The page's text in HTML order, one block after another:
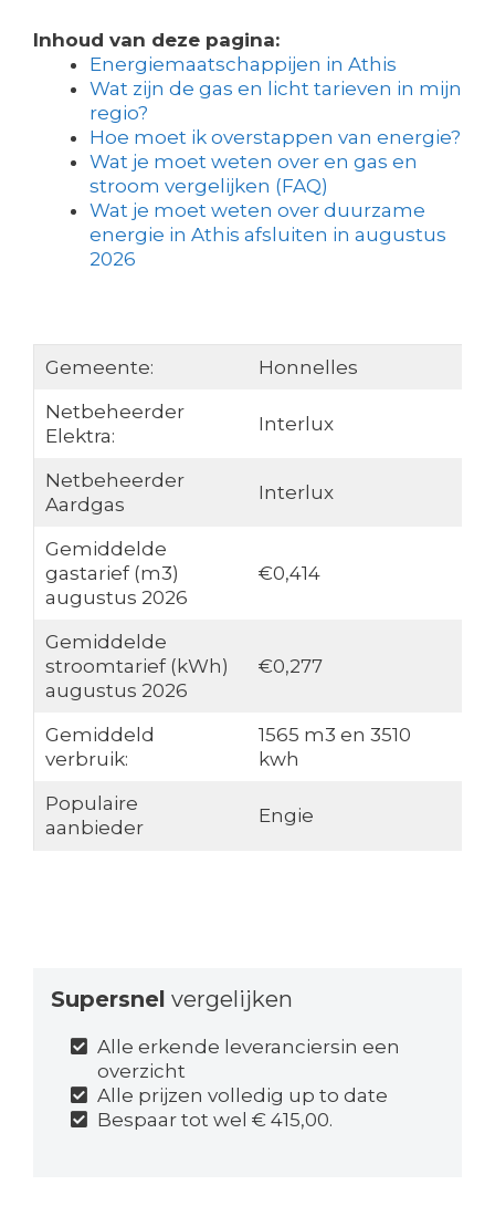
Inhoud van deze pagina:
Energiemaatschappijen in Athis
Wat zijn de gas en licht tarieven in mijn
regio?
Hoe moet ik overstappen van energie?
Wat je moet weten over en gas en
stroom vergelijken (FAQ)
Wat je moet weten over duurzame
energie in Athis afsluiten in augustus
2026
Gemeente:
Honnelles
Netbeheerder
Elektra:
Interlux
Netbeheerder
Aardgas
Interlux
Gemiddelde
gastarief (m3)
augustus 2026
€0,414
Gemiddelde
stroomtarief (kWh)
augustus 2026
€0,277
Gemiddeld
verbruik:
1565 m3 en 3510
kwh
Populaire
aanbieder
Engie
Supersnel vergelijken
Alle erkende leveranciersin een
overzicht
Alle prijzen volledig up to date
Bespaar tot wel € 415,00.